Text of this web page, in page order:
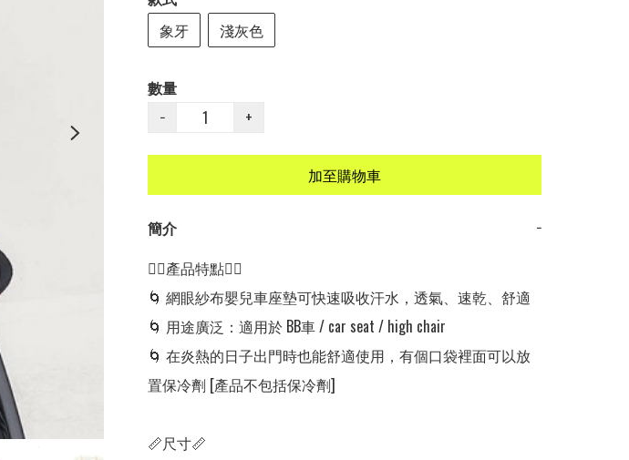
象牙
淺灰色
數量
−
+
加至購物車
簡介
−
👍🏻產品特點👍🏻
🌀 網眼紗布嬰兒車座墊可快速吸收汗水，透氣、速乾、舒適
🌀 用途廣泛：適用於 BB車 / car seat / high chair
🌀 在炎熱的日子出門時也能舒適使用，有個口袋裡面可以放
置保冷劑 [產品不包括保冷劑]
📏尺寸📏